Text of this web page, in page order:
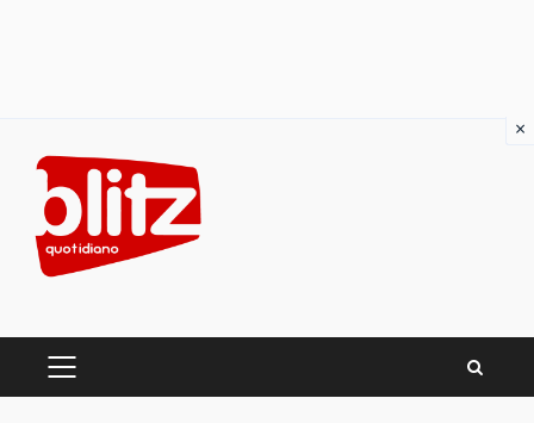
content
PRIMARY
×